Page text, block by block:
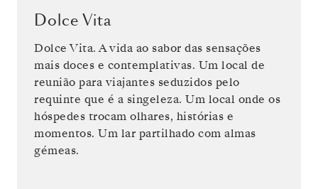
Dolce Vita
Dolce Vita. A vida ao sabor das sensações
mais doces e contemplativas. Um local de
reunião para viajantes seduzidos pelo
requinte que é a singeleza. Um local onde os
hóspedes trocam olhares, histórias e
momentos. Um lar partilhado com almas
gémeas.